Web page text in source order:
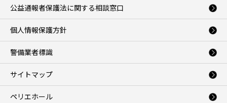
公益通報者保護法に関する相談窓口
個人情報保護方針
警備業者標識
サイトマップ
ペリエホール